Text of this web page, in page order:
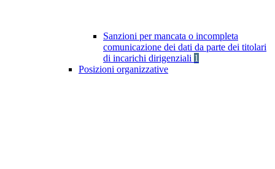
Sanzioni per mancata o incompleta
comunicazione dei dati da parte dei titolari
di incarichi dirigenziali 1
Posizioni organizzative